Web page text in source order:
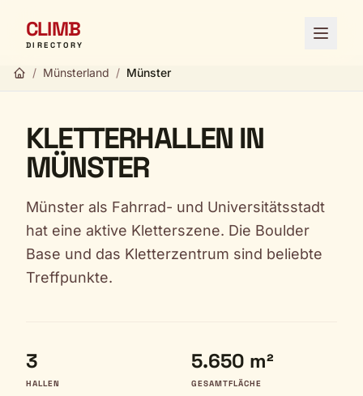
CLIMB
DIRECTORY Menü
/ Münsterland / Münster
KLETTERHALLEN IN
MÜNSTER
Münster als Fahrrad- und Universitätsstadt
hat eine aktive Kletterszene. Die Boulder
Base und das Kletterzentrum sind beliebte
Treffpunkte.
3
HALLEN
5.650 m²
GESAMTFLÄCHE